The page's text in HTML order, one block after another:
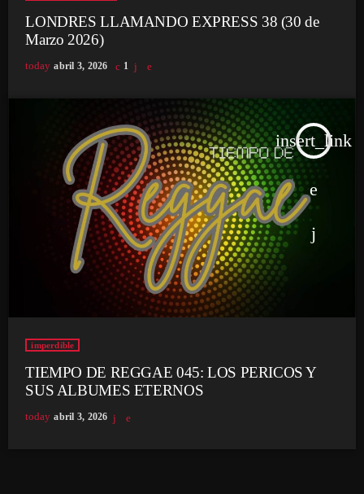
LONDRES LLAMANDO EXPRESS 38 (30 de
Marzo 2026)
today abril 3, 2026 1
insert_link
imperdible
TIEMPO DE REGGAE 045: LOS PERICOS Y
SUS ALBUMES ETERNOS
today abril 3, 2026